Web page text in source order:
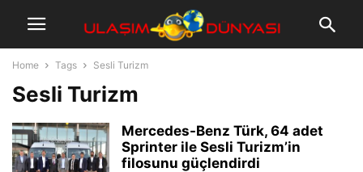
Home Tags Sesli Turizm
Sesli Turizm
Mercedes-Benz Türk, 64 adet
Sprinter ile Sesli Turizm’in
filosunu güçlendirdi